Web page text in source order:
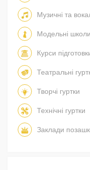
Музичні та
Модельні школи
Курси
Театральні
Творчі гуртки
Технічні гуртки
Заклади